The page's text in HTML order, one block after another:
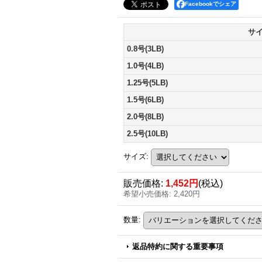
Facebookでシェア
サ
0.8号(3LB)
1.0号(4LB)
1.25号(5LB)
1.5号(6LB)
2.0号(8LB)
2.5号(10LB)
サイズ:
販売価格: 1,452円 (税込)
希望小売価格: 2,420円
数量:
返品特約に関する重要事項